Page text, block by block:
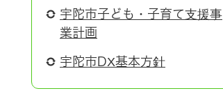
宇陀市子ども・子育て支援事
業計画
宇陀市DX基本方針